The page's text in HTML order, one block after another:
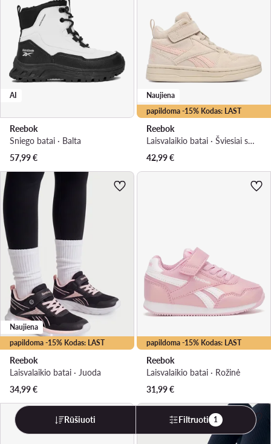
AI
Reebok
Sniego batai · Balta
57,99€
papildoma -15% Kodas: LAST
Naujiena
Reebok
Laisvalaikio batai · Šviesiai smėlinė
42,99€
papildoma -15% Kodas: LAST
Naujiena
Reebok
Laisvalaikio batai · Juoda
34,99€
papildoma -15% Kodas: LAST
Reebok
Laisvalaikio batai · Rožinė
31,99€
Rūšiuoti Filtruoti 1